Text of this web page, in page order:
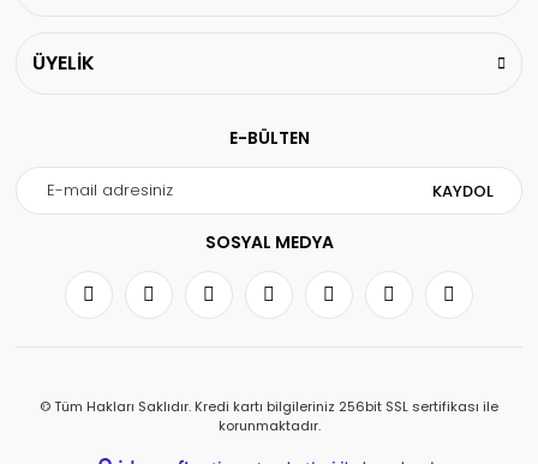
ÜYELİK
E-BÜLTEN
KAYDOL
SOSYAL MEDYA
© Tüm Hakları Saklıdır. Kredi kartı bilgileriniz 256bit SSL sertifikası ile
korunmaktadır.